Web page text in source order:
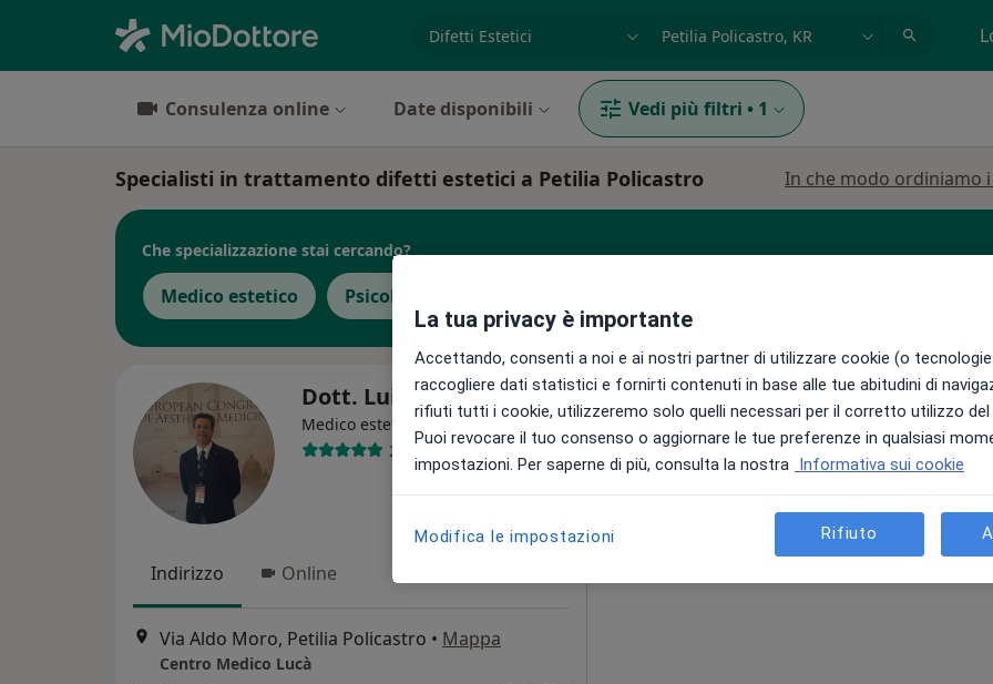
Consulenza online Date disponibili Vedi più filtri • 1
Specialisti in trattamento difetti estetici a Petilia Policastro In che modo ordiniamo
Che specializzazione stai cercando?
Medico estetico Psicologo
Dott. Luigi Astorino
Medico estetico·Altro
26 recensioni
Indirizzo Online
Via Aldo Moro, Petilia Policastro • Mappa
Centro Medico Lucà
Oggi
8 Ago
Domani
9 Ago
Lun,
10 Ago
Mar,
11 Ago
online in questa località.
Vedi indirizzi con prenotazioni online
La tua privacy è importante
Accettando, consenti a noi e ai nostri partner di utilizzare cookie (o
raccogliere dati statistici e fornirti contenuti in base alle tue abitudini di
rifiuti tutti i cookie, utilizzeremo solo quelli necessari per il corretto utilizzo
Puoi revocare il tuo consenso o aggiornare le tue preferenze in qualsiasi
impostazioni. Per saperne di più, consulta la nostra Informativa sui cookie
Modifica le impostazioni Rifiuto